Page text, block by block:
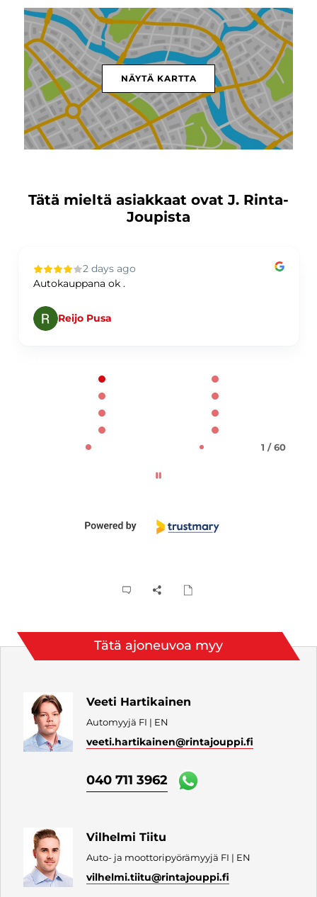
NÄYTÄ KARTTA
Tätä mieltä asiakkaat ovat J. Rinta-
Joupista
2 days ago
Autokauppana ok .
Reijo Pusa
1 / 60
Tätä ajoneuvoa myy
Veeti Hartikainen
Automyyjä FI | EN
veeti.hartikainen@rintajouppi.fi
040 711 3962
Vilhelmi Tiitu
Auto- ja moottoripyörämyyjä FI | EN
vilhelmi.tiitu@rintajouppi.fi